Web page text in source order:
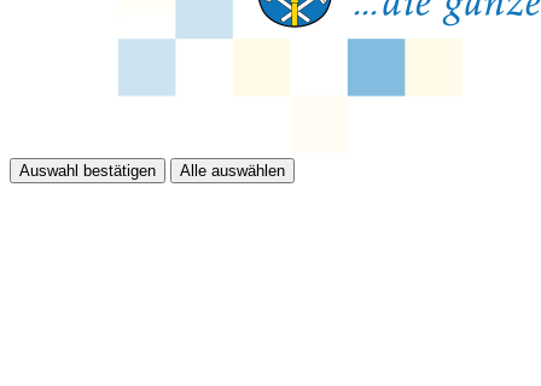
Auswahl bestätigen Alle auswählen